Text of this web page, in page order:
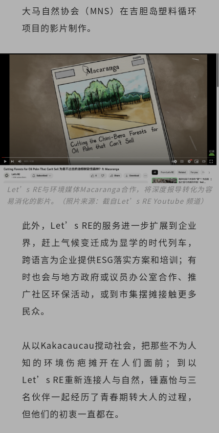
大马自然协会（MNS）在吉胆岛塑料循环
项目的影片制作。
Let’s RE与环境媒体Macaranga合作，将深度报导转化为容
易消化的影片。（照片来源：截自Let’s RE Youtube 频道）
此外，Let’s RE的服务进一步扩展到企业
界，赶上气候变迁成为显学的时代列车，
跨语言为企业提供ESG落实方案和培训；有
时也会与地方政府或议员办公室合作、推
广社区环保活动，或到市集摆摊接触更多
民众。
从以Kakacaucau搅动社会，把那些不为人
知的环境伤疤摊开在人们面前；到以
Let’s RE重新连接人与自然，锺嘉怡与三
名伙伴一起经历了青春期转大人的过程，
但他们的初衷一直都在。